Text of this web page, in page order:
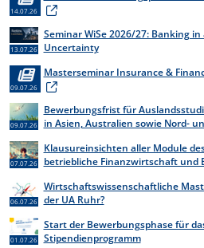
14.07.26
Seminar WiSe 2026/27: Banking in
Uncertainty
13.07.26
Masterseminar Insurance &
09.07.26
Bewerbungsfrist für
in Asien, Australien sowie Nord-
09.07.26
Klausureinsichten aller Module
betriebliche Finanzwirtschaft und
07.07.26
Wirtschaftswissenschaftliche
der UA Ruhr?
06.07.26
Start der Bewerbungsphase für
Stipendienprogramm
01.07.26